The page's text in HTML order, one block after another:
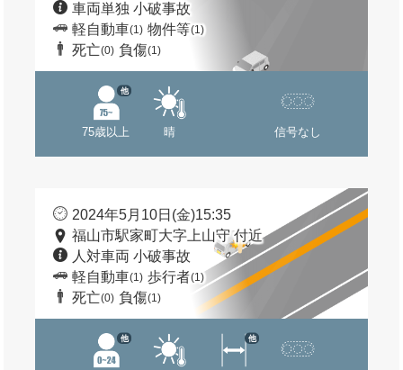
車両単独 小破事故
軽自動車(1) 物件等(1)
死亡(0) 負傷(1)
75歳以上
他
晴 信号なし
2024年5月10日(金)15:35
福山市駅家町大字上山守 付近
人対車両 小破事故
軽自動車(1) 歩行者(1)
死亡(0) 負傷(1)
他 他